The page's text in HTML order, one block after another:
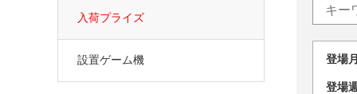
登
登
入荷プライズ
設置ゲーム機